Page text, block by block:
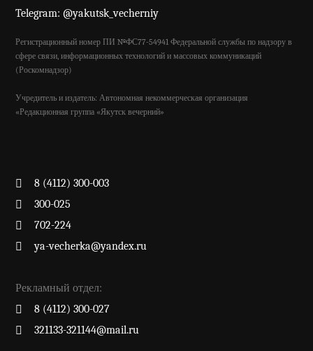
Telegram: @yakutsk_vecherniy
Регистрационный номер ПИ №ФС77-54941 Федеральной службы по надзору в
сфере связи, информационных технологий и массовых коммуникаций
(Роскомнадзор)
Учредитель и издатель: Автономная некоммерческая организация
«Редакционная группа «Якутск вечерний»
8 (4112) 300-003
300-025
702-224
ya-vecherka@yandex.ru
Рекламный отдел:
8 (4112) 300-027
321133-321144@mail.ru